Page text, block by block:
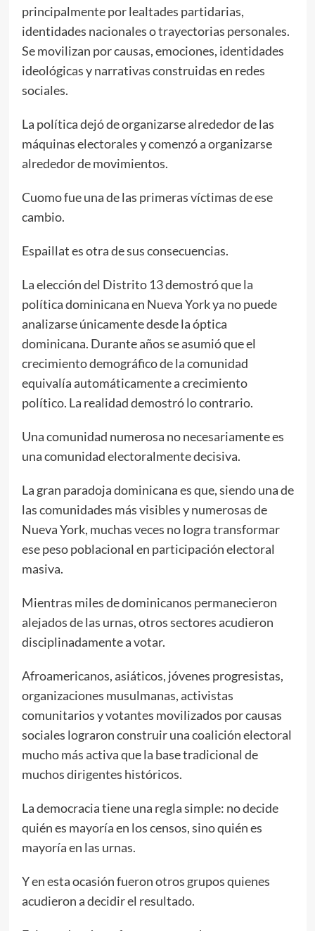
principalmente por lealtades partidarias,
identidades nacionales o trayectorias personales.
Se movilizan por causas, emociones, identidades
ideológicas y narrativas construidas en redes
sociales.
La política dejó de organizarse alrededor de las
máquinas electorales y comenzó a organizarse
alrededor de movimientos.
Cuomo fue una de las primeras víctimas de ese
cambio.
Espaillat es otra de sus consecuencias.
La elección del Distrito 13 demostró que la
política dominicana en Nueva York ya no puede
analizarse únicamente desde la óptica
dominicana. Durante años se asumió que el
crecimiento demográfico de la comunidad
equivalía automáticamente a crecimiento
político. La realidad demostró lo contrario.
Una comunidad numerosa no necesariamente es
una comunidad electoralmente decisiva.
La gran paradoja dominicana es que, siendo una de
las comunidades más visibles y numerosas de
Nueva York, muchas veces no logra transformar
ese peso poblacional en participación electoral
masiva.
Mientras miles de dominicanos permanecieron
alejados de las urnas, otros sectores acudieron
disciplinadamente a votar.
Afroamericanos, asiáticos, jóvenes progresistas,
organizaciones musulmanas, activistas
comunitarios y votantes movilizados por causas
sociales lograron construir una coalición electoral
mucho más activa que la base tradicional de
muchos dirigentes históricos.
La democracia tiene una regla simple: no decide
quién es mayoría en los censos, sino quién es
mayoría en las urnas.
Y en esta ocasión fueron otros grupos quienes
acudieron a decidir el resultado.